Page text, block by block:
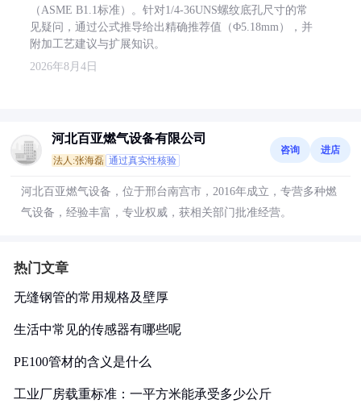
（ASME B1.1标准）。针对1/4-36UNS螺纹底孔尺寸的常
见疑问，通过公式推导给出精确推荐值（Φ5.18mm），并
附加工艺建议与扩展知识。
2026年8月4日
河北百亚燃气设备有限公司
法人:张海磊 通过真实性核验
咨询 进店
河北百亚燃气设备，位于邢台南宫市，2016年成立，专营多种燃
气设备，经验丰富，专业权威，获相关部门批准经营。
热门文章
无缝钢管的常用规格及壁厚
生活中常见的传感器有哪些呢
PE100管材的含义是什么
工业厂房载重标准：一平方米能承受多少公斤